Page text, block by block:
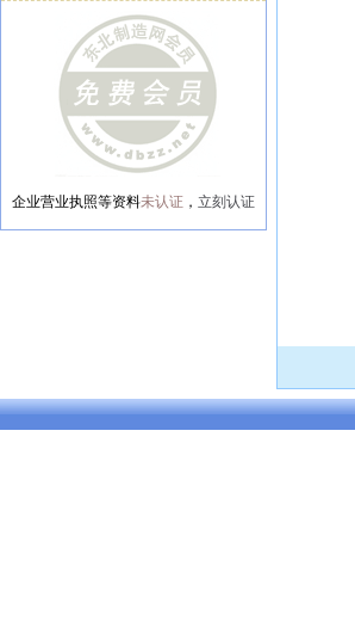
企业营业执照等资料未认证 ， 立刻认证